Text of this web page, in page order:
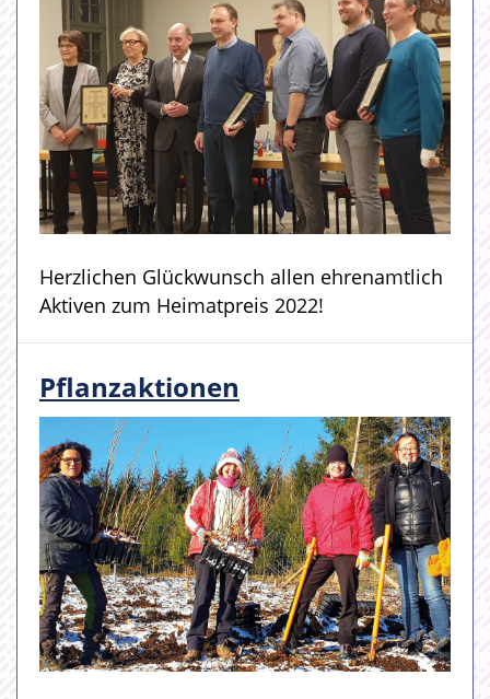
Herzlichen Glückwunsch allen ehrenamtlich
Aktiven zum Heimatpreis 2022!
Pflanzaktionen